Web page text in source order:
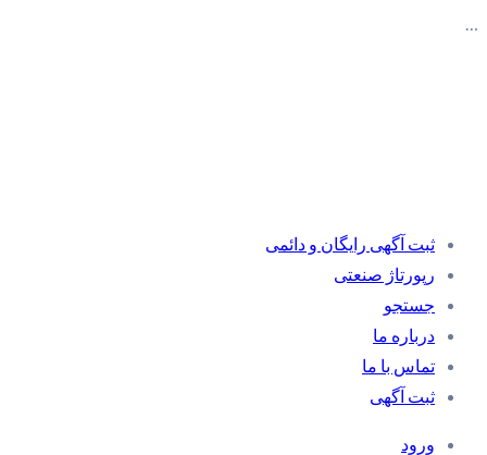
…
ثبت آگهی رایگان و دائمی
رپورتاژ صنعتی
جستجو
درباره ما
تماس با ما
ثبت آگهی
ورود